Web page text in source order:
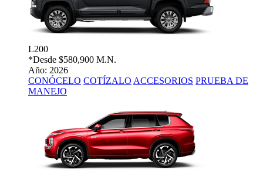
L200
*Desde $580,900 M.N.
Año: 2026
CONÓCELO COTÍZALO ACCESORIOS PRUEBA DE
MANEJO